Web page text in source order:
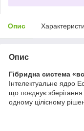
Опис
Опис
Гібридна система
Інтелектуальне ядро
що поєднує зберігання
одному цілісному